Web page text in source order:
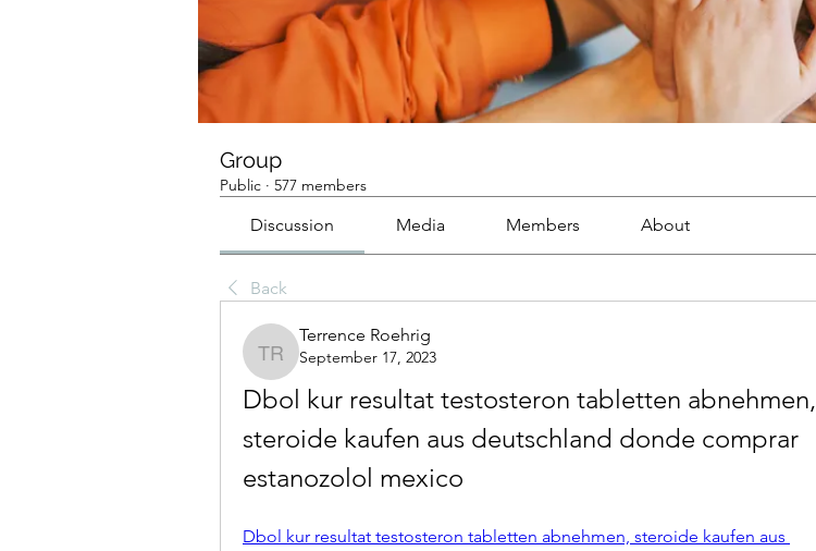
Group
Public · 577 members
Discussion Media Members About
Back
Terrence Roehrig
Terrence Roehrig
September 17, 2023
Dbol kur resultat testosteron tabletten abnehmen,
steroide kaufen aus deutschland donde comprar
estanozolol mexico
Dbol kur resultat testosteron tabletten abnehmen, steroide kaufen aus